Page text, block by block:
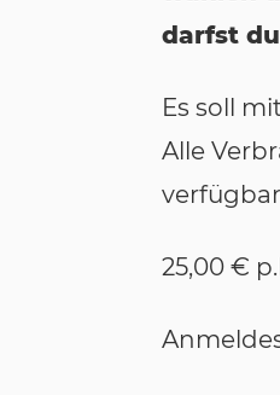
darfst
Es soll
Alle
25,00 €